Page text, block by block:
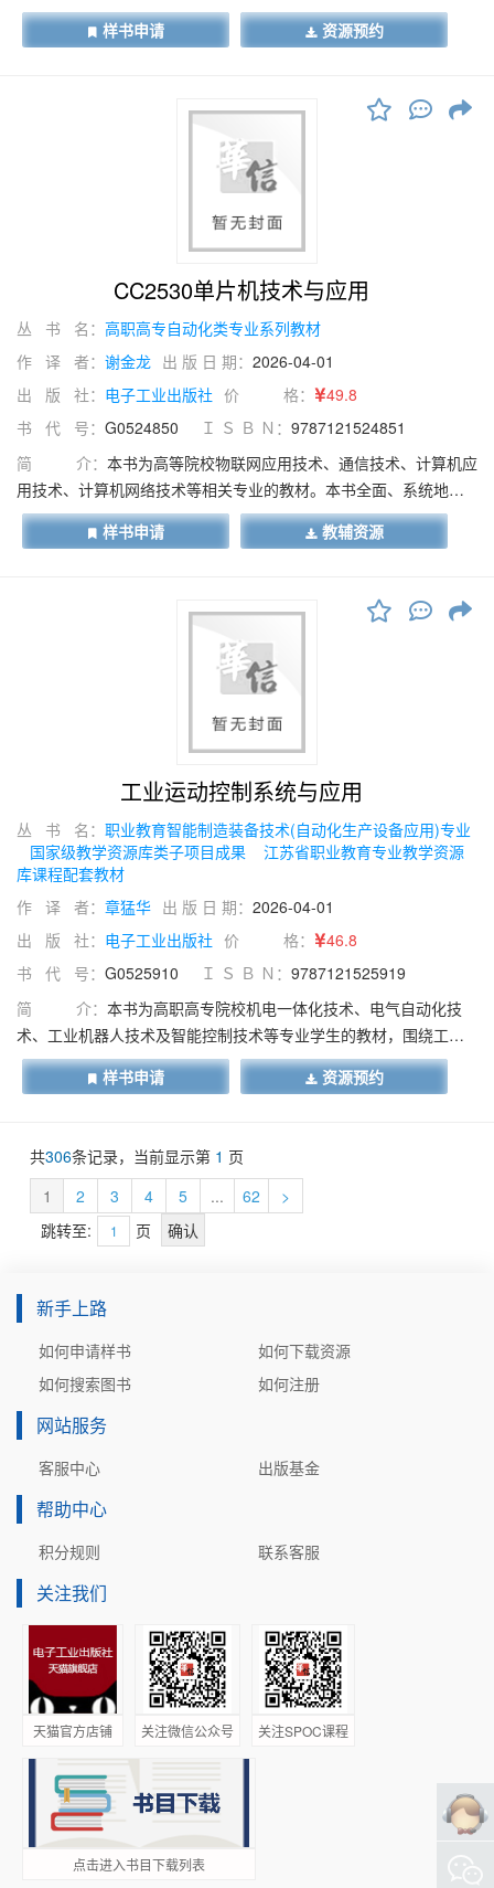
发，以任务的形式介绍了 PROFIBUS、PROFINET、CAN 等总线的
技术规范、特点、组态方法，以便于读者更好地理解相关知识、掌
网络通信实训系统的硬件组成、工业以太网线缆的制作、冗余网络
实验、S7-1200 和 S7-300 集成 DP 口的主从通信等。
样书申请 资源预约
CC2530单片机技术与应用
丛 书 名： 高职高专自动化类专业系列教材
作 译 者： 谢金龙 出 版 日 期： 2026-04-01
出 版 社： 电子工业出版社 价 格：
49.8
书 代 号： G0524850 Ｉ Ｓ Ｂ Ｎ： 9787121524851
简 介： 本书为高等院校物联网应用技术、通信技术、计算机应
用技术、计算机网络技术等相关专业的教材。本书全面、系统地介
绍了CC2530单片机技术的基本理论及其相关应用，共分10个单元，
内容包括CC2530开发入门、输入/输出应用、外部中断应用、定时
低功耗管理应用、脉冲宽度调制应用、传感技术应用等。本书所有
单元均以"二维码”导入思政要素，以"相关知识”梳理知识要点，以"任
务实施”完成任务内容，以"任务小结”归纳知识，以"启发与思考”拓展
知识点。所有任务都采用通用性、标准化、系列化进行组织，并且
针对主流生产厂家的CC2530开发板的通用性、软件移植性进行阐
样书申请 教辅资源
工业运动控制系统与应用
丛 书 名： 职业教育智能制造装备技术(自动化生产设备应用)专业
国家级教学资源库类子项目成果
江苏省职业教育专业教学资源
库课程配套教材
作 译 者： 章猛华 出 版 日 期： 2026-04-01
出 版 社： 电子工业出版社 价 格：
46.8
书 代 号： G0525910 Ｉ Ｓ Ｂ Ｎ： 9787121525919
简 介： 本书为高职高专院校机电一体化技术、电气自动化技
术、工业机器人技术及智能控制技术等专业学生的教材，围绕工业
运动控制技术，以四个项目、十九项任务构建从单轴到多轴、从单
项到集成的知识体系，助力智能制造人才培养。项目一以 PLC 为核
础。项目二以运动控制器为载体，对比 PLC 差异，详细讲解 BASIC
语言的应用及单轴运动逻辑实现，强化工业运动控制应用能力。项
目三拓展至两轴协同运动控制，探索两轴协同的平面插补、电子齿
轮及追剪工艺，通过虚拟仿真与路径规划，解析多轴同步控制与调
型应用场景，实践坐标系配置、通信及编程，培养机器人运动控制
集成与应用能力。全书采用"理论-仿真-实践”模式，融入航天、汽
车、电子等行业案例，强调工程伦理与跨学科整合思维，助力读者
掌握工业运动控制系统的设计与应用能力。
样书申请 资源预约
共306条记录，当前显示第 1 页
1
2 3 4 5 ... 62
>
跳转至:
页
新手上路
如何申请样书
如何下载资源
如何搜索图书
如何注册
网站服务
客服中心 出版基金
帮助中心
积分规则 联系客服
关注我们
天猫官方店铺 关注微信公众号 关注SPOC课程
点击进入书目下载列表